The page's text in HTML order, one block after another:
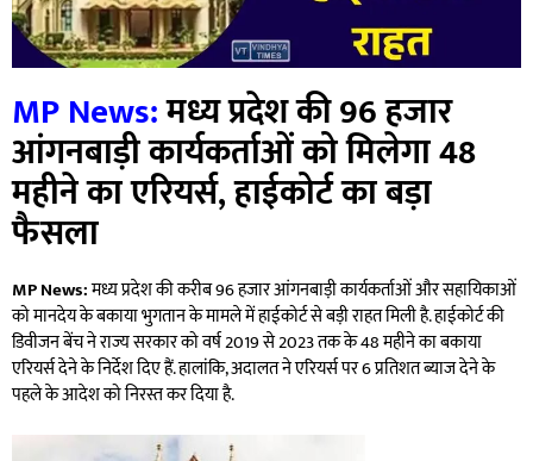
MP News:मध्य प्रदेश की 96 हजार
आंगनबाड़ी कार्यकर्ताओं को मिलेगा 48
महीने का एरियर्स, हाईकोर्ट का बड़ा
फैसला
MP News:मध्य प्रदेश की करीब 96 हजार आंगनबाड़ी कार्यकर्ताओं और सहायिकाओं
को मानदेय के बकाया भुगतान के मामले में हाईकोर्ट से बड़ी राहत मिली है. हाईकोर्ट की
डिवीजन बेंच ने राज्य सरकार को वर्ष 2019 से 2023 तक के 48 महीने का बकाया
एरियर्स देने के निर्देश दिए हैं. हालांकि, अदालत ने एरियर्स पर 6 प्रतिशत ब्याज देने के
पहले के आदेश को निरस्त कर दिया है.